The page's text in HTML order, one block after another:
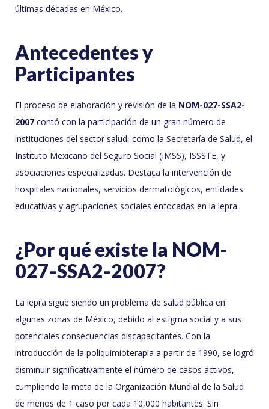
últimas décadas en México.
Antecedentes y
Participantes
El proceso de elaboración y revisión de la NOM-027-SSA2-
2007 contó con la participación de un gran número de
instituciones del sector salud, como la Secretaría de Salud, el
Instituto Mexicano del Seguro Social (IMSS), ISSSTE, y
asociaciones especializadas. Destaca la intervención de
hospitales nacionales, servicios dermatológicos, entidades
educativas y agrupaciones sociales enfocadas en la lepra.
¿Por qué existe la NOM-
027-SSA2-2007?
La lepra sigue siendo un problema de salud pública en
algunas zonas de México, debido al estigma social y a sus
potenciales consecuencias discapacitantes. Con la
introducción de la poliquimioterapia a partir de 1990, se logró
disminuir significativamente el número de casos activos,
cumpliendo la meta de la Organización Mundial de la Salud
de menos de 1 caso por cada 10,000 habitantes. Sin